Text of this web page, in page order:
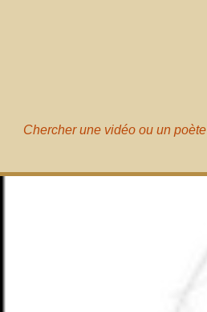
Chercher une vidéo ou un poète